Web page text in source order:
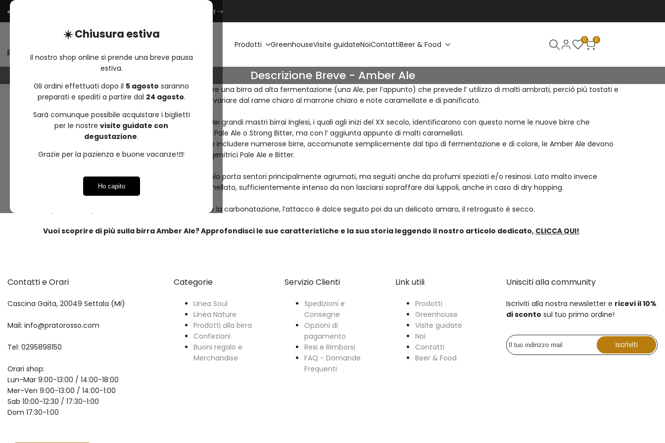
Passa
PRENOTA ORA!
Prodotti Beer & Food
GreenhouseVisite guidateNoiContatti 0 0
Descrizione Breve - Amber Ale
Il termine Amber Ale si può utilizzare per descrivere una birra ad alta fermentazione (una Ale, per l’appunto) che prevede l’ utilizzo di malti ambrati, perciò più tostati e
caramellati che conferiscono un colore che può variare dal rame chiaro al marrone chiaro e note caramellate e di panificato.
Le origini di questo stile risalgono alle produzioni dei grandi mastri birrai Inglesi, i quali agli inizi del XX secolo, identificarono con questo nome le nuove birre che
venivano ottenute a partire dalle più consolidate Pale Ale o Strong Bitter, ma con l’ aggiunta appunto di malti caramellati.
Sebbene quindi il termine possa sembrare vago e includere numerose birre, accomunate semplicemente dal tipo di fermentazione e di colore, le Amber Ale devono
necessariamente trasmettere l’eredità delle progenitrici Pale Ale e Bitter.
Il profilo aromatico è bilanciato, l’aroma del luppolo porta sentori principalmente agrumati, ma seguiti anche da profumi speziati e/o resinosi. Lato malto invece
l’aroma è prevalentemente di panificato o caramellato, sufficientemente intenso da non lasciarsi sopraffare dai luppoli, anche in caso di dry hopping.
Al palato il corpo è solitamente medio così come la carbonatazione, l’attacco è dolce seguito poi da un delicato amaro, il retrogusto è secco.
Vuoi scoprire di più sulla birra Amber Ale? Approfondisci le sue caratteristiche e la sua storia leggendo il nostro articolo dedicato, CLICCA QUI!
Contatti e Orari
Cascina Gaita, 20049 Settala (MI)
Mail: info@pratorosso.com
Tel: 0295898150
Orari shop:
Lun-Mar 9:00-13:00 / 14:00-18:00
Mer-Ven 9:00-13:00 / 14:00-1:00
Sab 10:00-12:30 / 17:30-1:00
Dom 17:30-1:00
Categorie
Linea Soul
Linea Nature
Prodotti alla birra
Confezioni
Buoni regalo e
Merchandise
Servizio Clienti
Spedizioni e
Consegne
Opzioni di
pagamento
Resi e Rimborsi
FAQ - Domande
Frequenti
Link utili
Prodotti
Greenhouse
Visite guidate
Noi
Contatti
Beer & Food
Unisciti alla community
Iscriviti alla nostra newsletter e ricevi il 10%
di sconto sul tuo primo ordine!
Iscriviti
☀️ Chiusura estiva
Il nostro shop online si prende una breve pausa
estiva.
Gli ordini effettuati dopo il 5 agosto saranno
preparati e spediti a partire dal 24 agosto.
Sarà comunque possibile acquistare i biglietti
per le nostre visite guidate con
degustazione.
Grazie per la pazienza e buone vacanze!🍺
Ho capito